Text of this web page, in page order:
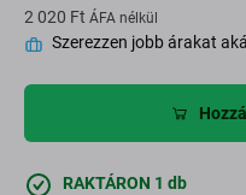
2 020 Ft ÁFA nélkül
Szerezzen jobb árakat
RAKTÁRON 1 db